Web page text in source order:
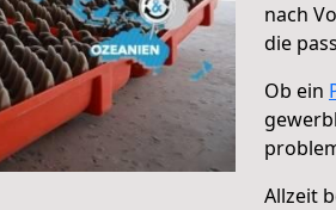
nach
die
Ob ein
Allzeit